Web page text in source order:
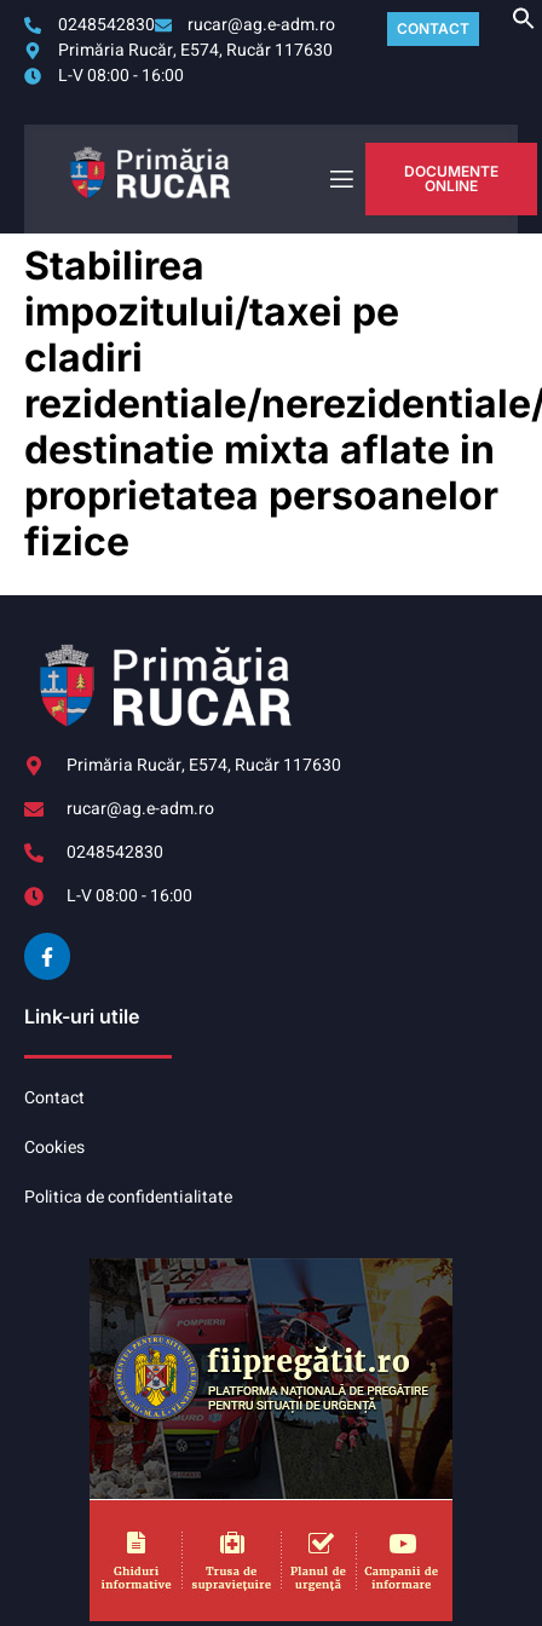
0248542830
rucar@ag.e-adm.ro
Primăria Rucăr, E574, Rucăr 117630
L-V 08:00 - 16:00
CONTACT
DOCUMENTE
ONLINE
Stabilirea
impozitului/taxei pe
cladiri
rezidentiale/
destinatie mixta aflate in
proprietatea persoanelor
fizice
Primăria Rucăr, E574, Rucăr 117630
rucar@ag.e-adm.ro
0248542830
L-V 08:00 - 16:00
Link-uri utile
Contact
Cookies
Politica de confidentialitate